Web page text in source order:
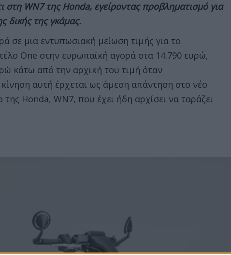
στη WN7 της Honda, εγείροντας προβληματισμό για
δικής της γκάμας.
σε μια εντυπωσιακή μείωση τιμής για το
One στην ευρωπαϊκή αγορά στα 14.790 ευρώ,
κάτω από την αρχική του τιμή όταν
αυτή έρχεται ως άμεση απάντηση στο νέο
της Honda, WN7, που έχει ήδη αρχίσει να ταράζει